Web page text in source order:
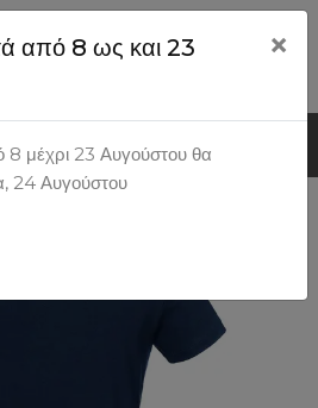
από 8 ως και 23
×
8 μέχρι 23 Αυγούστου θα
24 Αυγούστου